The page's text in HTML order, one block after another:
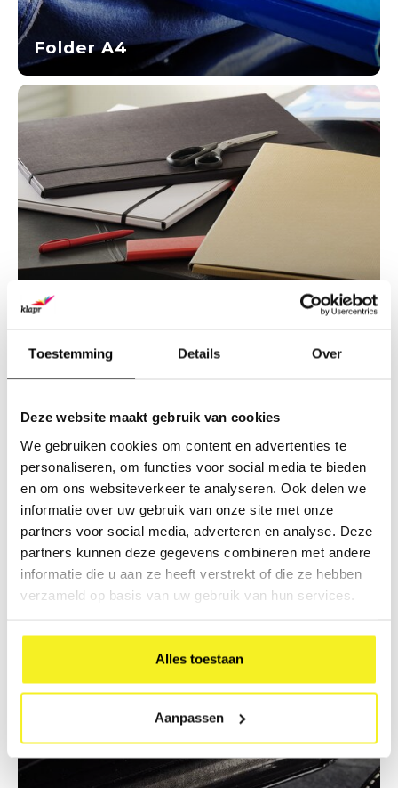
Toestemming Details Over
Deze website maakt gebruik van cookies
We gebruiken cookies om content en advertenties te
personaliseren, om functies voor social media te bieden
en om ons websiteverkeer te analyseren. Ook delen we
informatie over uw gebruik van onze site met onze
partners voor social media, adverteren en analyse. Deze
partners kunnen deze gegevens combineren met andere
informatie die u aan ze heeft verstrekt of die ze hebben
verzameld op basis van uw gebruik van hun services.
Alles toestaan
Aanpassen
Folder A4
Folder A3
Envelope folder